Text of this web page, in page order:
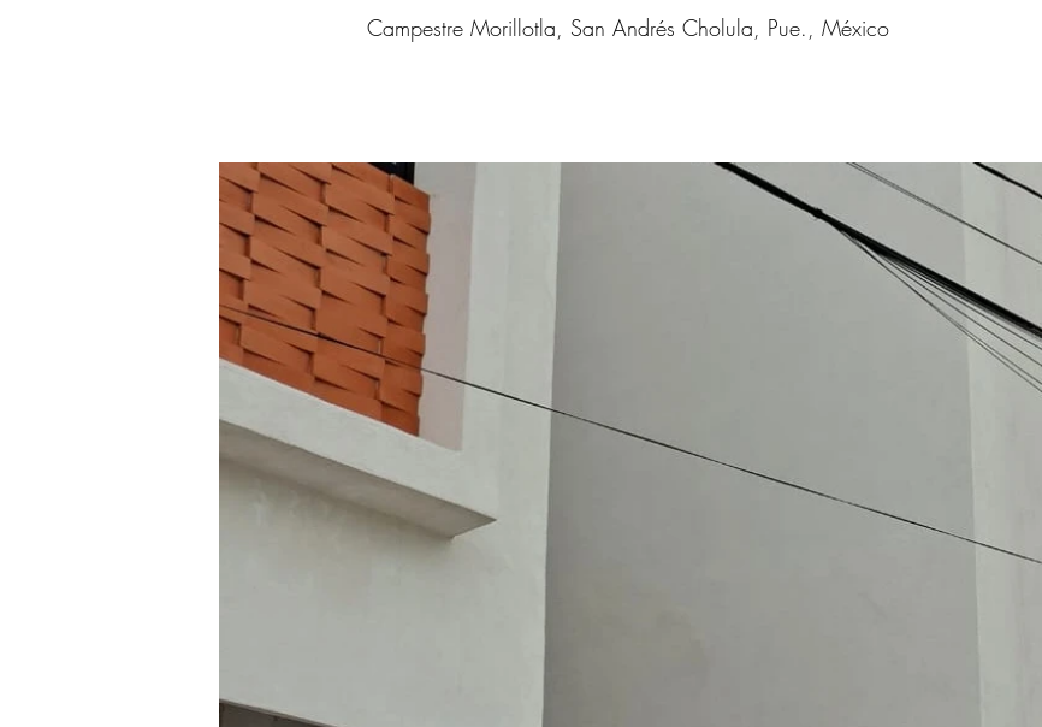
Campestre Morillotla, San Andrés Cholula, Pue., México